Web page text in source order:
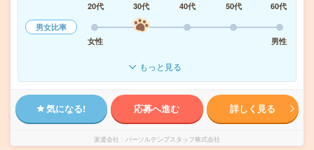
20代
30代 40代 50代
60代
男女比率
女性
男性
もっと見る
気になる! 応募へ進む 詳しく見る
派遣会社 パーソルテンプスタッフ株式会社